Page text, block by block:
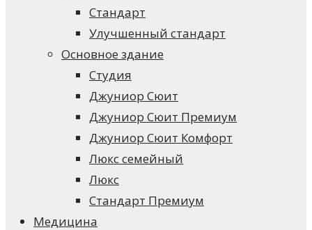
Стандарт
Улучшенный стандарт
Основное здание
Студия
Джуниор Сюит
Джуниор Сюит Премиум
Джуниор Сюит Комфорт
Люкс семейный
Люкс
Стандарт Премиум
Медицина